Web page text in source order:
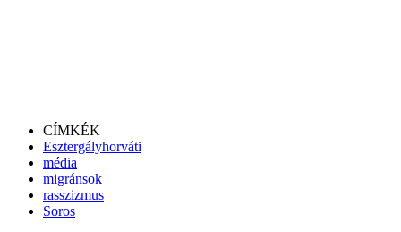
CÍMKÉK
Esztergályhorváti
média
migránsok
rasszizmus
Soros